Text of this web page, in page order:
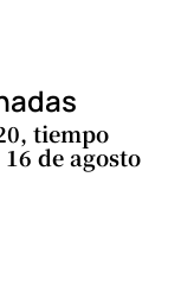
tiempo
de agosto